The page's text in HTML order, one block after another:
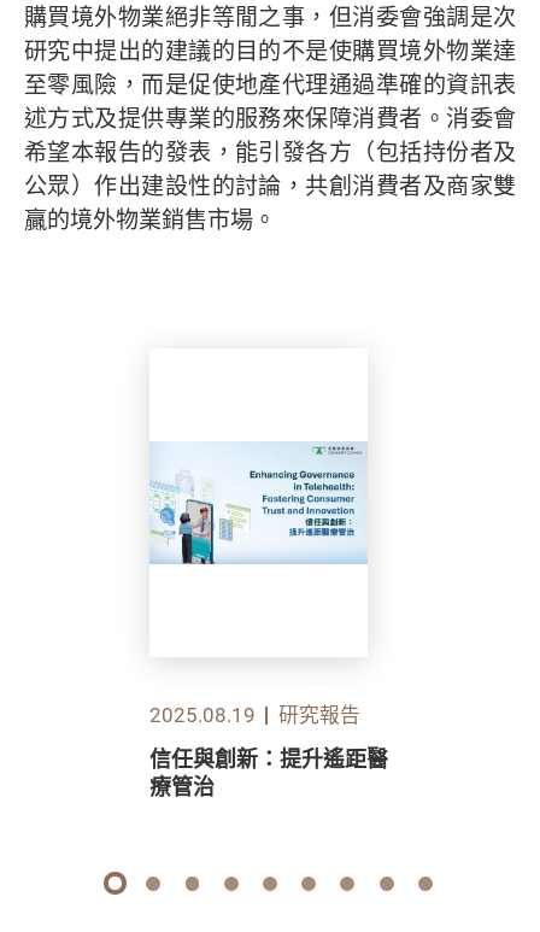
購買境外物業絕非等閒之事，但消委會強調是次
研究中提出的建議的目的不是使購買境外物業達
至零風險，而是促使地產代理通過準確的資訊表
述方式及提供專業的服務來保障消費者。消委會
希望本報告的發表，能引發各方（包括持份者及
公眾）作出建設性的討論，共創消費者及商家雙
贏的境外物業銷售市場。
2025.08.19 研究報告
信任與創新：提升遙距醫
療管治
1 2 3 4 5 6 7 8 9